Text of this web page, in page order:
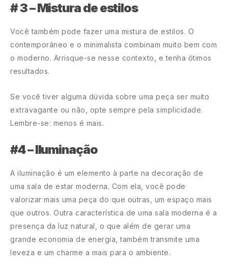
# 3 – Mistura de estilos
Você também pode fazer uma mistura de estilos. O
contemporâneo e o minimalista combinam muito bem com
o moderno. Arrisque-se nesse contexto, e tenha ótimos
resultados.
Se você tiver alguma dúvida sobre uma peça ser muito
extravagante ou não, opte sempre pela simplicidade.
Lembre-se: menos é mais.
#4 – Iluminação
A iluminação é um elemento à parte na decoração de
uma sala de estar moderna. Com ela, você pode
valorizar mais uma peça do que outras, um espaço mais
que outros. Outra característica de uma sala moderna é a
presença da luz natural, o que além de gerar uma
grande economia de energia, também transmite uma
leveza e um charme a mais para o ambiente.